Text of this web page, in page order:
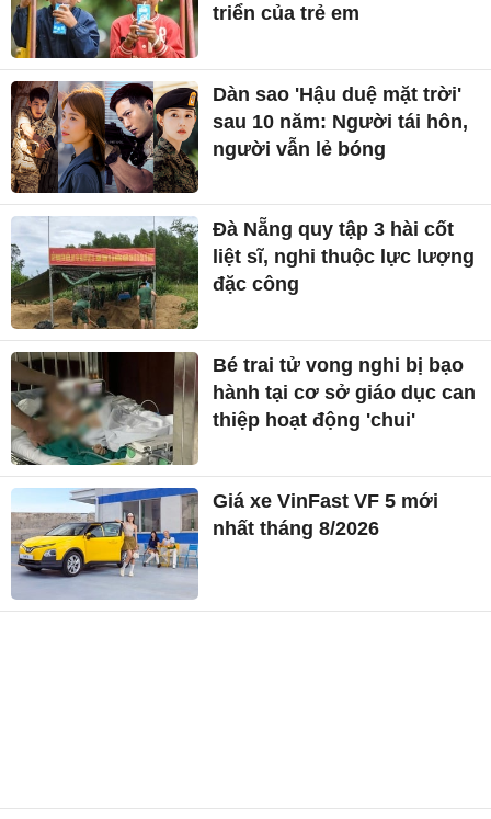
triển của trẻ em
Dàn sao 'Hậu duệ mặt trời'
sau 10 năm: Người tái hôn,
người vẫn lẻ bóng
Đà Nẵng quy tập 3 hài cốt
liệt sĩ, nghi thuộc lực lượng
đặc công
Bé trai tử vong nghi bị bạo
hành tại cơ sở giáo dục can
thiệp hoạt động 'chui'
Giá xe VinFast VF 5 mới
nhất tháng 8/2026